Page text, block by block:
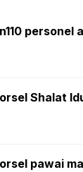
personel
Shalat
pawai